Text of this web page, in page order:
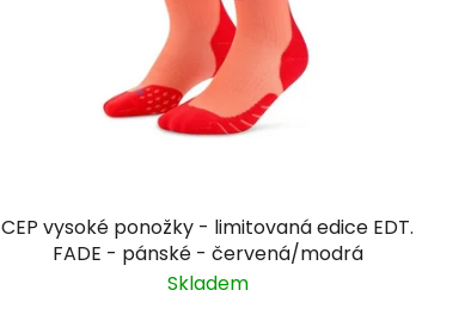
CEP vysoké ponožky - limitovaná edice EDT.
FADE - pánské - červená/modrá
Skladem